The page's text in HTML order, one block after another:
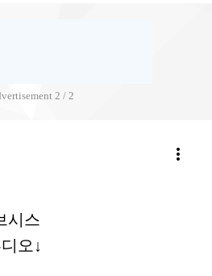
2 / 2
more_vert
시스
오↓